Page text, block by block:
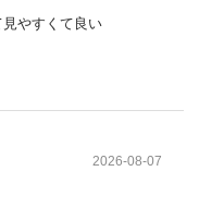
やすくて良い
2026-08-07